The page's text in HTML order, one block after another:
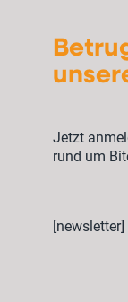
Jetzt
rund um
[newsletter]